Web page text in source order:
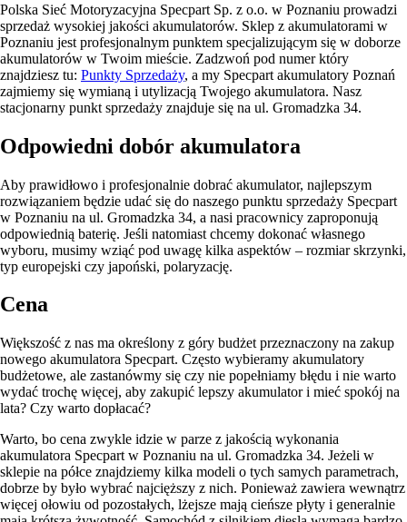
Polska Sieć Motoryzacyjna Specpart Sp. z o.o. w Poznaniu prowadzi
sprzedaż wysokiej jakości akumulatorów. Sklep z akumulatorami w
Poznaniu jest profesjonalnym punktem specjalizującym się w doborze
akumulatorów w Twoim mieście. Zadzwoń pod numer który
znajdziesz tu: Punkty Sprzedaży, a my Specpart akumulatory Poznań
zajmiemy się wymianą i utylizacją Twojego akumulatora. Nasz
stacjonarny punkt sprzedaży znajduje się na ul. Gromadzka 34.
Odpowiedni dobór akumulatora
Aby prawidłowo i profesjonalnie dobrać akumulator, najlepszym
rozwiązaniem będzie udać się do naszego punktu sprzedaży Specpart
w Poznaniu na ul. Gromadzka 34, a nasi pracownicy zaproponują
odpowiednią baterię. Jeśli natomiast chcemy dokonać własnego
wyboru, musimy wziąć pod uwagę kilka aspektów – rozmiar skrzynki,
typ europejski czy japoński, polaryzację.
Cena
Większość z nas ma określony z góry budżet przeznaczony na zakup
nowego akumulatora Specpart. Często wybieramy akumulatory
budżetowe, ale zastanówmy się czy nie popełniamy błędu i nie warto
wydać trochę więcej, aby zakupić lepszy akumulator i mieć spokój na
lata? Czy warto dopłacać?
Warto, bo cena zwykle idzie w parze z jakością wykonania
akumulatora Specpart w Poznaniu na ul. Gromadzka 34. Jeżeli w
sklepie na półce znajdziemy kilka modeli o tych samych parametrach,
dobrze by było wybrać najcięższy z nich. Ponieważ zawiera wewnątrz
więcej ołowiu od pozostałych, lżejsze mają cieńsze płyty i generalnie